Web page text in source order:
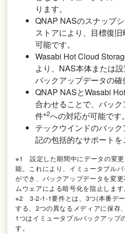
ります。
QNAP NASのスナップ
ストアにより、目標復
可能です。
Wasabi Hot Cloud
より、NAS本体または
バックアップデータの確
QNAP NASとWasabi
合わせることで、バッ
件※2への対応が可能です。
テックウインドのバッ
記の包括的なサポートを
※1 設定した期間中にデータの変
能。これにより、イミュータブル
ができ、バックアップデータを変
ムウェアによる暗号化を阻止します
※2 3-2-1-1要件とは、3つ(本番デ
する、2つの異なるメディアに保存
1つはイミュータブルバックアップ
す。